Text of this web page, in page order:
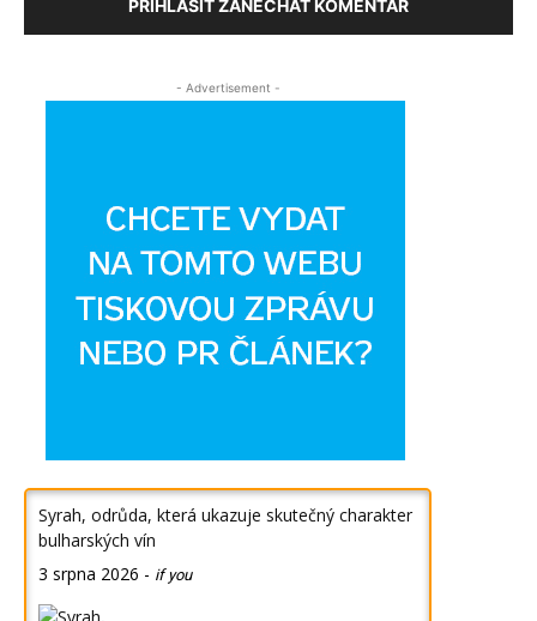
PŘIHLÁSIT ZANECHAT KOMENTÁŘ
- Advertisement -
Syrah, odrůda, která ukazuje skutečný charakter
bulharských vín
3 srpna 2026 - if you